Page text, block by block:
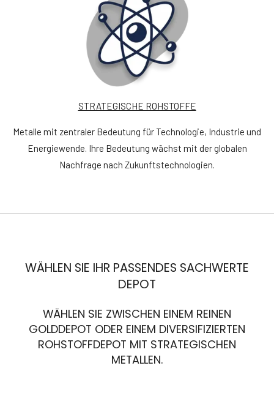
STRATEGISCHE ROHSTOFFE
Metalle mit zentraler Bedeutung für Technologie, Industrie und
Energiewende. Ihre Bedeutung wächst mit der globalen
Nachfrage nach Zukunftstechnologien.
WÄHLEN SIE IHR PASSENDES SACHWERTE
DEPOT
WÄHLEN SIE ZWISCHEN EINEM REINEN
GOLDDEPOT ODER EINEM DIVERSIFIZIERTEN
ROHSTOFFDEPOT MIT STRATEGISCHEN
METALLEN.